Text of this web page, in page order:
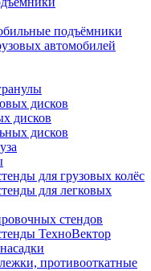
подъёмники
автомобилей
дисков
дисков
дисков
для грузовых колёс
для легковых
стендов
ТехноВектор
противооткатные